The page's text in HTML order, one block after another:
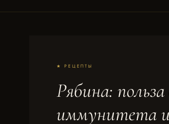
★ РЕЦЕПТЫ
Рябина:
иммунитета